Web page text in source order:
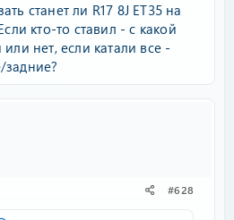
станет ли R17 8J ET35 на
кто-то ставил - с какой
нет, если катали все -
#628